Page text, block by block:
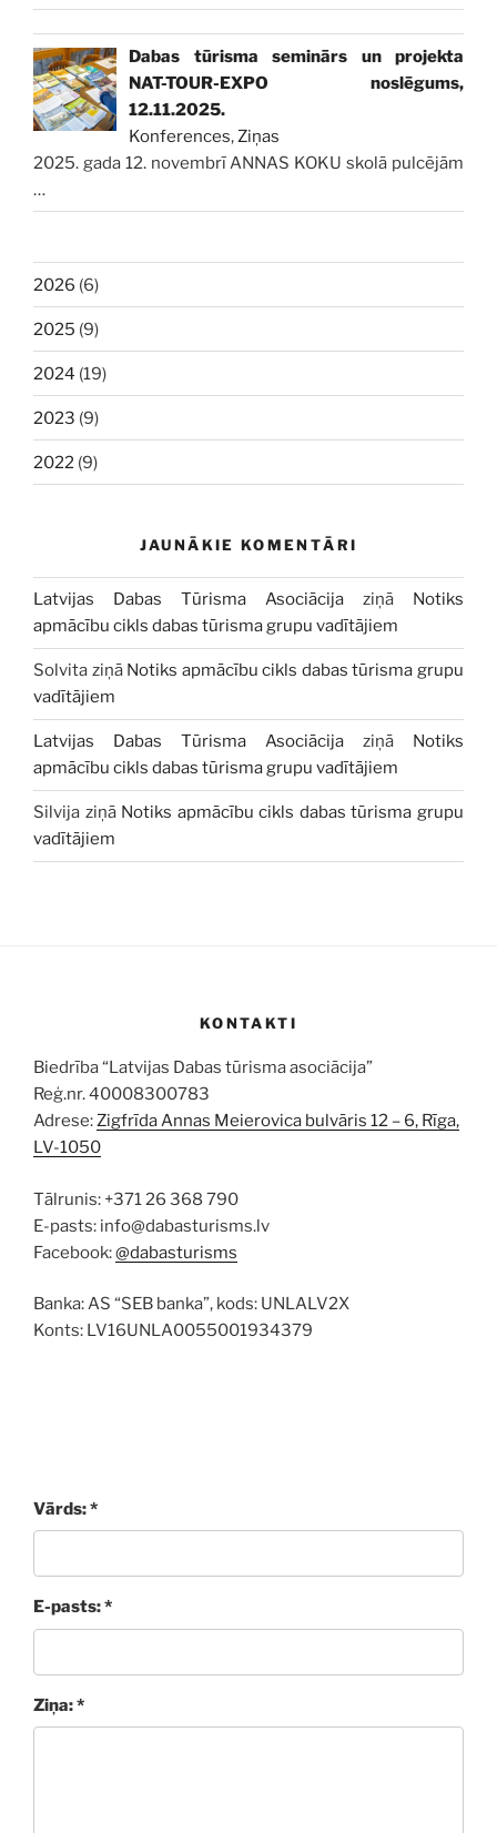
Dabas tūrisma seminārs un projekta
NAT-TOUR-EXPO noslēgums,
12.11.2025.
Konferences, Ziņas
2025. gada 12. novembrī ANNAS KOKU skolā pulcējām
…
2026 (6)
2025 (9)
2024 (19)
2023 (9)
2022 (9)
JAUNĀKIE KOMENTĀRI
Latvijas Dabas Tūrisma Asociācija ziņā Notiks
apmācību cikls dabas tūrisma grupu vadītājiem
Solvita ziņā Notiks apmācību cikls dabas tūrisma grupu
vadītājiem
Latvijas Dabas Tūrisma Asociācija ziņā Notiks
apmācību cikls dabas tūrisma grupu vadītājiem
Silvija ziņā Notiks apmācību cikls dabas tūrisma grupu
vadītājiem
KONTAKTI
Biedrība “Latvijas Dabas tūrisma asociācija”
Reģ.nr. 40008300783
Adrese:Zigfrīda Annas Meierovica bulvāris 12 – 6, Rīga,
LV-1050
Tālrunis: +371 26 368 790
E-pasts: info@dabasturisms.lv
Facebook:@dabasturisms
Banka: AS “SEB banka”, kods: UNLALV2X
Konts: LV16UNLA0055001934379
Vārds: *
E-pasts: *
Ziņa: *